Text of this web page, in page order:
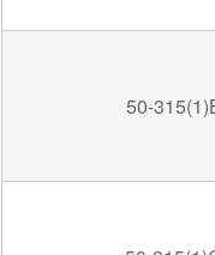
50-